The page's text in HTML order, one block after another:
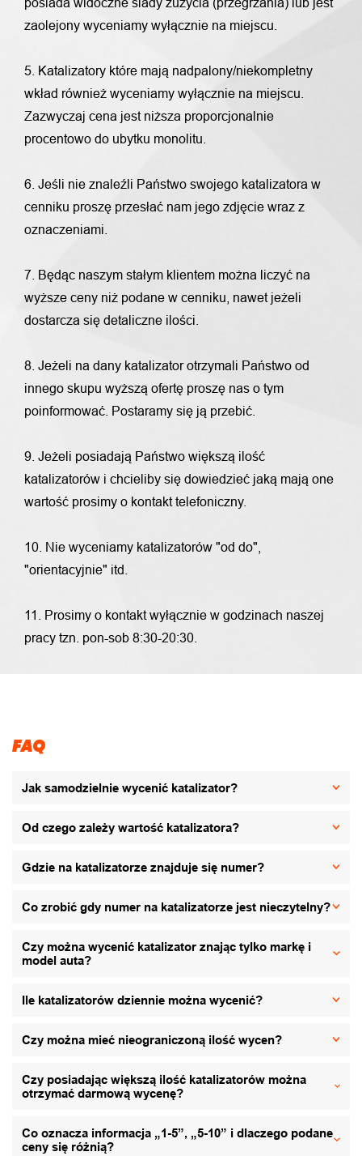
posiada widoczne ślady zużycia (przegrzania) lub jest
zaolejony wyceniamy wyłącznie na miejscu.
5. Katalizatory które mają nadpalony/niekompletny
wkład również wyceniamy wyłącznie na miejscu.
Zazwyczaj cena jest niższa proporcjonalnie
procentowo do ubytku monolitu.
6. Jeśli nie znaleźli Państwo swojego katalizatora w
cenniku proszę przesłać nam jego zdjęcie wraz z
oznaczeniami.
7. Będąc naszym stałym klientem można liczyć na
wyższe ceny niż podane w cenniku, nawet jeżeli
dostarcza się detaliczne ilości.
8. Jeżeli na dany katalizator otrzymali Państwo od
innego skupu wyższą ofertę proszę nas o tym
poinformować. Postaramy się ją przebić.
9. Jeżeli posiadają Państwo większą ilość
katalizatorów i chcieliby się dowiedzieć jaką mają one
wartość prosimy o kontakt telefoniczny.
10. Nie wyceniamy katalizatorów "od do",
"orientacyjnie" itd.
11. Prosimy o kontakt wyłącznie w godzinach naszej
pracy tzn. pon-sob 8:30-20:30.
FAQ
Jak samodzielnie wycenić katalizator?
Od czego zależy wartość katalizatora?
Gdzie na katalizatorze znajduje się numer?
Co zrobić gdy numer na katalizatorze jest nieczytelny?
Czy można wycenić katalizator znając tylko markę i
model auta?
Ile katalizatorów dziennie można wycenić?
Czy można mieć nieograniczoną ilość wycen?
Czy posiadając większą ilość katalizatorów można
otrzymać darmową wycenę?
Co oznacza informacja „1-5”, „5-10” i dlaczego podane
ceny się różnią?